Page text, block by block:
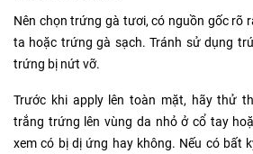
Nên chọn trứng gà tươi, có nguồn gốc rõ
ta hoặc trứng gà sạch. Tránh sử dụng
trứng bị nứt vỡ.
Trước khi apply lên toàn mặt, hãy thử
trắng trứng lên vùng da nhỏ ở cổ tay
xem có bị dị ứng hay không. Nếu có bất